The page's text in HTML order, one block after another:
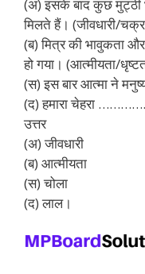
(अ) इसके बाद कुछ
मिलते हैं। (जीवधारी/
(ब) मित्र की
हो गया। (आत्मीयता/
(स) इस बार आत्मा ने
(द) हमारा चेहरा
उत्तर
(अ) जीवधारी
(ब) आत्मीयता
(स) चोला
(द) लाल।